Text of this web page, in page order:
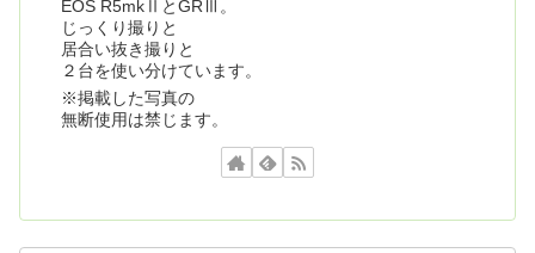
EOS R5mkⅡとGRⅢ。
じっくり撮りと
居合い抜き撮りと
２台を使い分けています。
※掲載した写真の
無断使用は禁じます。